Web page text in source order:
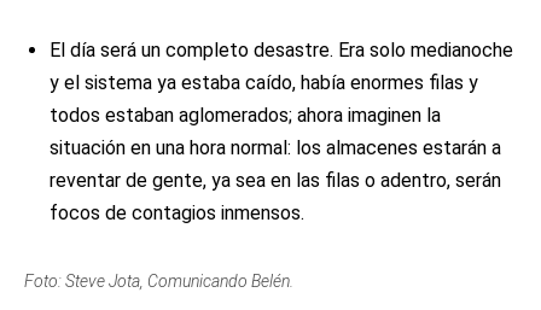
El día será un completo desastre. Era solo medianoche
y el sistema ya estaba caído, había enormes filas y
todos estaban aglomerados; ahora imaginen la
situación en una hora normal: los almacenes estarán a
reventar de gente, ya sea en las filas o adentro, serán
focos de contagios inmensos.
Foto: Steve Jota, Comunicando Belén.